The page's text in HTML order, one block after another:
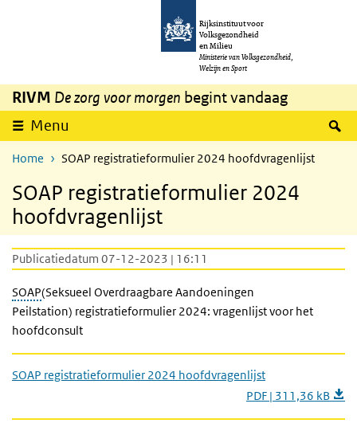
Overslaan en naar de inhoud gaan
Rijksinstituut voor
Volksgezondheid
en Milieu
Ministerie van Volksgezondheid,
Welzijn en Sport
RIVM De zorg voor morgen begint vandaag
Menu
Home SOAP registratieformulier 2024 hoofdvragenlijst
SOAP registratieformulier 2024
hoofdvragenlijst
Publicatiedatum 07-12-2023 | 16:11
SOAP(Seksueel Overdraagbare Aandoeningen
Peilstation) registratieformulier 2024: vragenlijst voor het
hoofdconsult
SOAP registratieformulier 2024 hoofdvragenlijst
PDF | 311,36 kB